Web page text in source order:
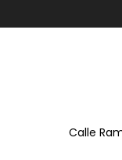
Calle